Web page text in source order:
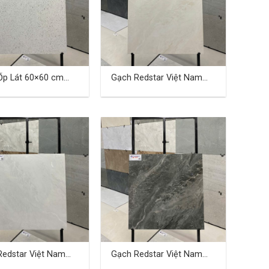
Lát 60×60 cm
Gạch Redstar Việt Nam
Việt Nam
Gạch Redstar Việt Nam